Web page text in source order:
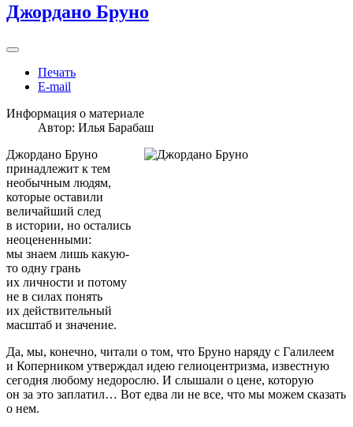
Джордано Бруно
Печать
E-mail
Информация о материале
Автор: Илья Барабаш
Джордано Бруно
принадлежит к тем
необычным людям,
которые оставили
величайший след
в истории, но остались
неоцененными:
мы знаем лишь какую-
то одну грань
их личности и потому
не в силах понять
их действительный
масштаб и значение.
Да, мы, конечно, читали о том, что Бруно наряду с Галилеем
и Коперником утверждал идею гелиоцентризма, известную
сегодня любому недорослю. И слышали о цене, которую
он за это заплатил… Вот едва ли не все, что мы можем сказать
о нем.